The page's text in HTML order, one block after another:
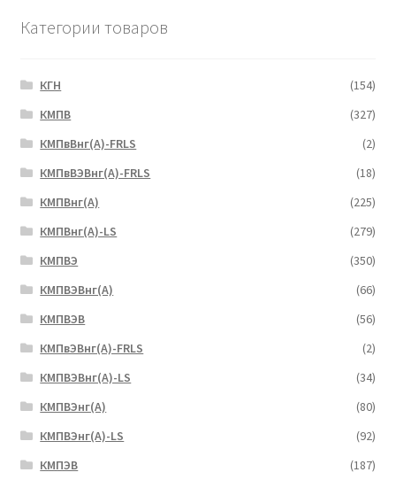
Категории товаров
КГН
(154)
КМПВ
(327)
КМПвВнг(А)-FRLS
(2)
КМПвВЭВнг(А)-FRLS
(18)
КМПВнг(А)
(225)
КМПВнг(А)-LS
(279)
КМПВЭ
(350)
КМПВЭBнг(А)
(66)
КМПВЭВ
(56)
КМПвЭВнг(А)-FRLS
(2)
КМПВЭВнг(А)-LS
(34)
КМПВЭнг(А)
(80)
КМПВЭнг(А)-LS
(92)
КМПЭВ
(187)